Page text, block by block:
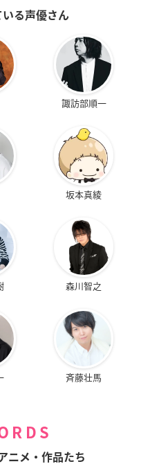
る声優さん
諏訪部順一
坂本真綾
森川智之
斉藤壮馬
ニメ・作品たち